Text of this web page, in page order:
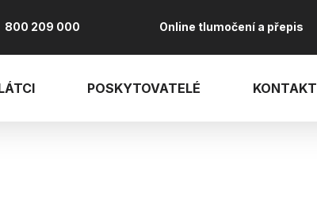
800 209 000 Online tlumočení a přepis
POSKYTOVATELÉ KONTAKT